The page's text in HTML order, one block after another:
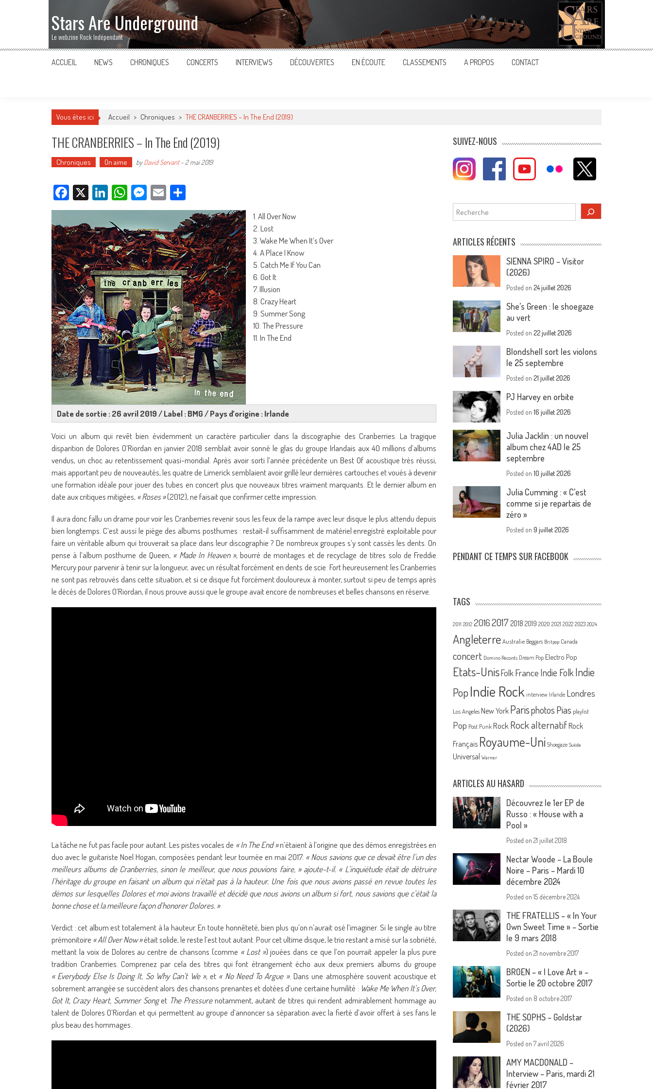
Stars Are Underground
Le webzine Rock Indépendant
ACCUEIL NEWS CHRONIQUES CONCERTS INTERVIEWS DÉCOUVERTES EN ÉCOUTE CLASSEMENTS A PROPOS CONTACT
Vous êtes ici Accueil > Chroniques > THE CRANBERRIES – In The End (2019)
THE CRANBERRIES – In The End (2019)
Chroniques On aime byDavid Servant- 2 mai 2019
Facebook
X LinkedIn
WhatsApp
Messenger
Email
1. All Over Now
2. Lost
3. Wake Me When It’s Over
4. A Place I Know
5. Catch Me If You Can
6. Got It
7. Illusion
8. Crazy Heart
9. Summer Song
10. The Pressure
11. In The End
Date de sortie : 26 avril 2019 / Label : BMG / Pays d’origine : Irlande
Voici un album qui revêt bien évidemment un caractère particulier dans la discographie des Cranberries. La tragique
disparition de Dolores O’Riordan en janvier 2018 semblait avoir sonné le glas du groupe Irlandais aux 40 millions d’albums
vendus, un choc au retentissement quasi-mondial. Après avoir sorti l’année précédente un Best Of acoustique très réussi,
mais apportant peu de nouveautés, les quatre de Limerick semblaient avoir grillé leur dernières cartouches et voués à devenir
une formation idéale pour jouer des tubes en concert plus que nouveaux titres vraiment marquants. Et le dernier album en
date aux critiques mitigées, « Roses »(2012), ne faisait que confirmer cette impression.
Il aura donc fallu un drame pour voir les Cranberries revenir sous les feux de la rampe avec leur disque le plus attendu depuis
bien longtemps. C’est aussi le piège des albums posthumes : restait-il suffisamment de matériel enregistré exploitable pour
faire un véritable album qui trouverait sa place dans leur discographie ? De nombreux groupes s’y sont cassés les dents. On
pense à l’album posthume de Queen, « Made In Heaven », bourré de montages et de recyclage de titres solo de Freddie
Mercury pour parvenir à tenir sur la longueur, avec un résultat forcément en dents de scie. Fort heureusement les Cranberries
ne sont pas retrouvés dans cette situation, et si ce disque fut forcément douloureux à monter, surtout si peu de temps après
le décès de Dolores O’Riordan, il nous prouve aussi que le groupe avait encore de nombreuses et belles chansons en réserve.
La tâche ne fut pas facile pour autant. Les pistes vocales de « In The End »n’étaient à l’origine que des démos enregistrées en
duo avec le guitariste Noel Hogan, composées pendant leur tournée en mai 2017. « Nous savions que ce devait être l’un des
meilleurs albums de Cranberries, sinon le meilleur, que nous pouvions faire, » ajoute-t-il. « L’inquiétude était de détruire
l’héritage du groupe en faisant un album qui n’était pas à la hauteur. Une fois que nous avions passé en revue toutes les
démos sur lesquelles Dolores et moi avions travaillé et décidé que nous avions un album si fort, nous savions que c’était la
bonne chose et la meilleure façon d’honorer Dolores. »
Verdict : cet album est totalement à la hauteur. En toute honnêteté, bien plus qu’on n’aurait osé l’imaginer. Si le single au titre
prémonitoire « All Over Now »était solide, le reste l’est tout autant. Pour cet ultime disque, le trio restant a misé sur la sobriété,
mettant la voix de Dolores au centre de chansons (comme « Lost ») jouées dans ce que l’on pourrait appeler la plus pure
tradition Cranberries. Comprenez par cela des titres qui font étrangement écho aux deux premiers albums du groupe
« Everybody Else Is Doing It, So Why Can’t We », et « No Need To Argue ». Dans une atmosphère souvent acoustique et
sobrement arrangée se succèdent alors des chansons prenantes et dotées d’une certaine humilité : Wake Me When It’s Over,
Got It, Crazy Heart, Summer Songet The Pressurenotamment, autant de titres qui rendent admirablement hommage au
talent de Dolores O’Riordan et qui permettent au groupe d’annoncer sa séparation avec la fierté d’avoir offert à ses fans le
plus beau des hommages.
SUIVEZ-NOUS
Rechercher
ARTICLES RÉCENTS
SIENNA SPIRO – Visitor
(2026)
Posted on24 juillet 2026
She’s Green : le shoegaze
au vert
Posted on22 juillet 2026
Blondshell sort les violons
le 25 septembre
Posted on21 juillet 2026
PJ Harvey en orbite
Posted on16 juillet 2026
Julia Jacklin : un nouvel
album chez 4AD le 25
septembre
Posted on10 juillet 2026
Julia Cumming : « C’est
comme si je repartais de
zéro »
Posted on9 juillet 2026
PENDANT CE TEMPS SUR FACEBOOK
TAGS
2011 2012 20162017 2018 2019 2020 2021 2022 2023 2024
Angleterre Australie Beggars Britpop Canada
concert Domino Records Dream Pop Electro Pop
Etats-UnisFolk France Indie FolkIndie
PopIndie Rock interview Irlande Londres
Los Angeles New York Parisphotos Pias playlist
Pop Post Punk Rock Rock alternatif Rock
Français Royaume-Uni Shoegaze Suède
Universal Warner
ARTICLES AU HASARD
Découvrez le 1er EP de
Russo : « House with a
Pool »
Posted on21 juillet 2018
Nectar Woode – La Boule
Noire – Paris – Mardi 10
décembre 2024
Posted on15 décembre 2024
THE FRATELLIS – « In Your
Own Sweet Time » – Sortie
le 9 mars 2018
Posted on21 novembre 2017
BROEN – « I Love Art » –
Sortie le 20 octobre 2017
Posted on 8 octobre 2017
THE SOPHS – Goldstar
(2026)
Posted on7 avril 2026
AMY MACDONALD –
Interview – Paris, mardi 21
février 2017